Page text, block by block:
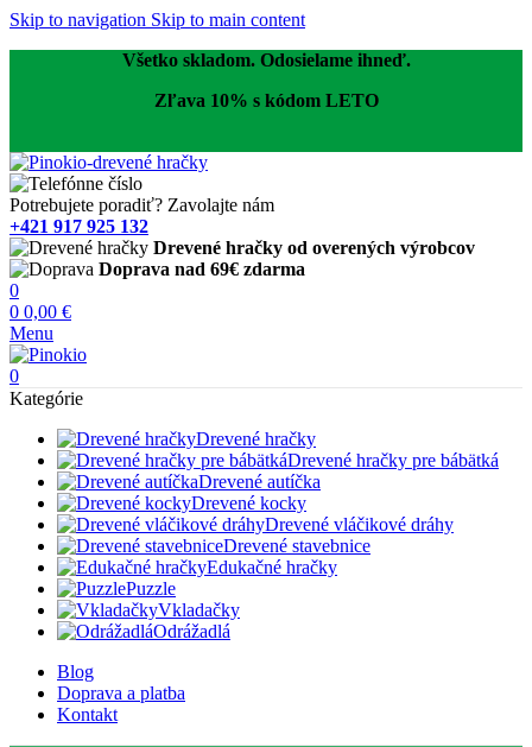
Skip to navigation Skip to main content
Všetko skladom. Odosielame ihneď.
Zľava 10% s kódom LETO
Potrebujete poradiť? Zavolajte nám
+421 917 925 132
Drevené hračky od overených výrobcov
Doprava nad 69€ zdarma
0
0 0,00 €
Menu
0
Kategórie
Drevené hračky
Drevené hračky pre bábätká
Drevené autíčka
Drevené kocky
Drevené vláčikové dráhy
Drevené stavebnice
Edukačné hračky
Puzzle
Vkladačky
Odrážadlá
Blog
Doprava a platba
Kontakt